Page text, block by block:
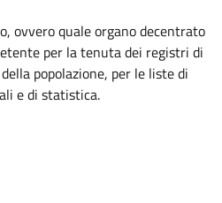
ovvero quale organo decentrato
per la tenuta dei registri di
popolazione, per le liste di
e di statistica.